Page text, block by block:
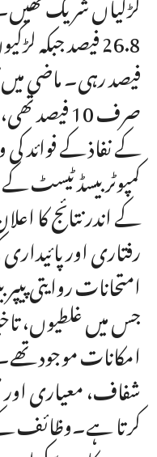
فیصد رہی۔ ماضی
صرف 10
کے نفاذ کے فوائد
کے اندر نتائج کا
رفتاری اور
امتحانات روایتی
جس میں غلطیوں،
امکانات موجود
شفاف، معیاری اور
کرتا ہے۔وظائف